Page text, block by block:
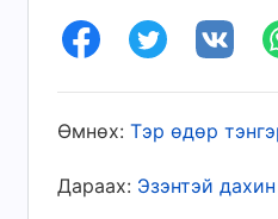
дамжуулан Эзэн
илүү их харууслыг
өрөөгөө түгжин
үед, намайг чин
хийх зориг дутсан
Өмнөх: Тэр өдөр
Дараах: Эзэнтэй